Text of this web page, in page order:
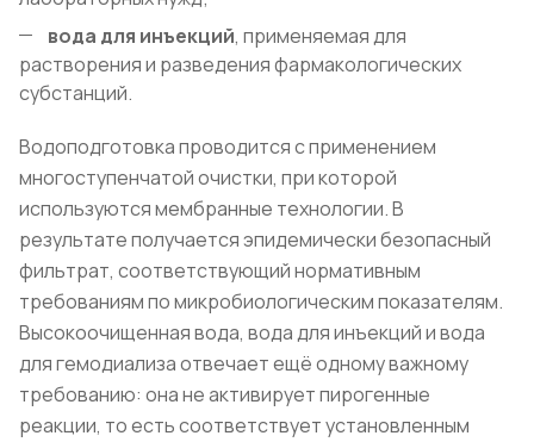
вода для инъекций, применяемая для
растворения и разведения фармакологических
субстанций.
Водоподготовка проводится с применением
многоступенчатой очистки, при которой
используются мембранные технологии. В
результате получается эпидемически безопасный
фильтрат, соответствующий нормативным
требованиям по микробиологическим показателям.
Высокоочищенная вода, вода для инъекций и вода
для гемодиализа отвечает ещё одному важному
требованию: она не активирует пирогенные
реакции, то есть соответствует установленным